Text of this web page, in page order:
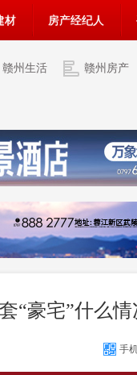
材 房产经纪人
赣州生活 赣州房产
“豪宅”什么情
手